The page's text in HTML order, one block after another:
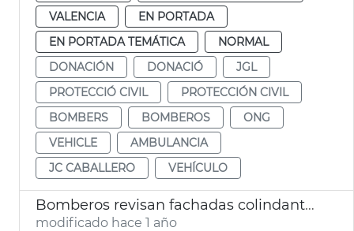
VALENCIA
EN PORTADA
EN PORTADA TEMÁTICA
NORMAL
DONACIÓN
DONACIÓ
JGL
PROTECCIÓ CIVIL
PROTECCIÓN CIVIL
BOMBERS
BOMBEROS
ONG
VEHICLE
AMBULANCIA
JC CABALLERO
VEHÍCULO
Bomberos revisan fachadas colindantes plaza de l'Ajuntament por las mascletaes
modificado hace 1 año